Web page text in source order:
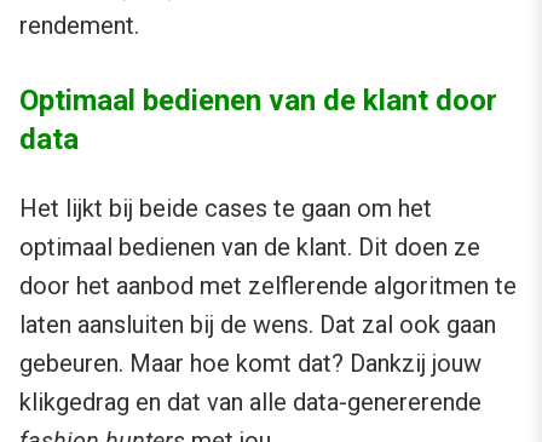
rendement.
Optimaal bedienen van de klant door
data
Het lijkt bij beide cases te gaan om het
optimaal bedienen van de klant. Dit doen ze
door het aanbod met zelflerende algoritmen te
laten aansluiten bij de wens. Dat zal ook gaan
gebeuren. Maar hoe komt dat? Dankzij jouw
klikgedrag en dat van alle data-genererende